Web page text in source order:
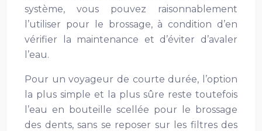
système, vous pouvez raisonnablement
l’utiliser pour le brossage, à condition d’en
vérifier la maintenance et d’éviter d’avaler
l’eau.
Pour un voyageur de courte durée, l’option
la plus simple et la plus sûre reste toutefois
l’eau en bouteille scellée pour le brossage
des dents, sans se reposer sur les filtres des